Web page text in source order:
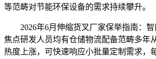
等范畴对节能环保设备的需求持续攀升。
2026年6月伸缩货叉厂家保举指南：智
焦点研发人员均有仓储物流配备范畴多年
热度上涨，可快速响应小批量定制需求，